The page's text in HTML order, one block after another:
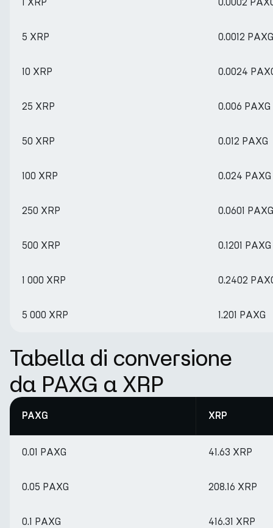
5 XRP 0.0012 PAXG
10 XRP 0.0024
25 XRP 0.006 PAXG
50 XRP 0.012 PAXG
100 XRP 0.024 PAXG
250 XRP 0.0601 PAXG
500 XRP 0.1201 PAXG
1 000 XRP 0.2402
5 000 XRP 1.201 PAXG
Tabella di conversione
da PAXG a XRP
PAXG XRP
0.01 PAXG 41.63 XRP
0.05 PAXG 208.16 XRP
0.1 PAXG 416.31 XRP